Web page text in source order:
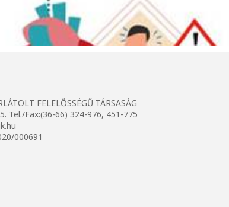
FELELŐSSÉGŰ TÁRSASÁG
Tel./Fax:(36-66) 324-976, 451-775
000691